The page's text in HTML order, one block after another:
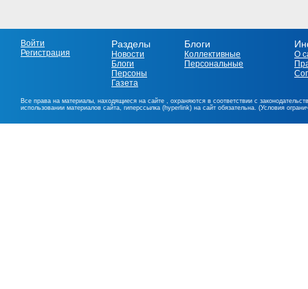
Войти
Регистрация
Разделы
Новости
Блоги
Персоны
Газета
Блоги
Коллективные
Персональные
О
Все права на материалы, находящиеся на сайте , охраняются в соответствии с
использовании материалов сайта, гиперссылка (hyperlink) на сайт обязательна. (Условия